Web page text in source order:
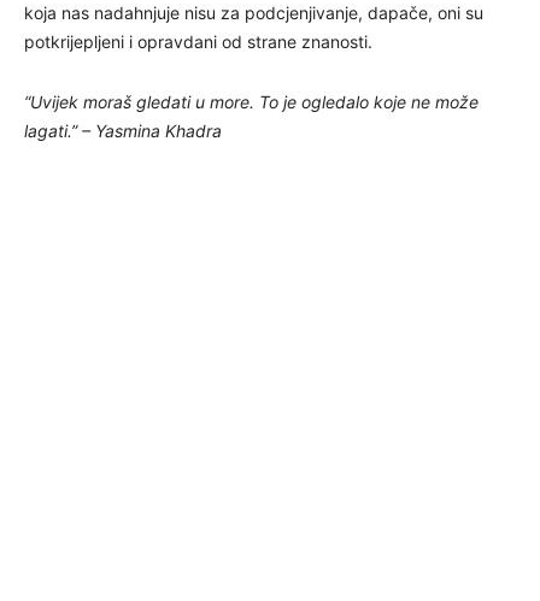
koja nas nadahnjuje nisu za podcjenjivanje, dapače, oni su
potkrijepljeni i opravdani od strane znanosti.
“Uvijek moraš gledati u more. To je ogledalo koje ne može
lagati.” – Yasmina Khadra